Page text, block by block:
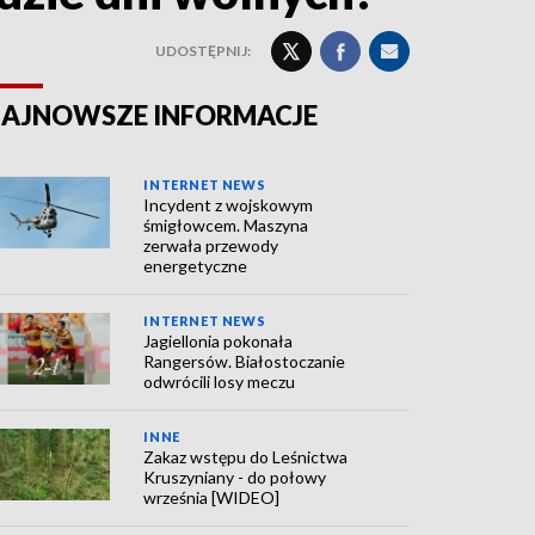
UDOSTĘPNIJ:
INFORMACJE
INTERNET NEWS
Incydent z wojskowym
śmigłowcem. Maszyna
zerwała przewody
energetyczne
INTERNET NEWS
Jagiellonia pokonała
Rangersów. Białostoczanie
odwrócili losy meczu
INNE
Zakaz wstępu do Leśnictwa
Kruszyniany - do połowy
września [WIDEO]